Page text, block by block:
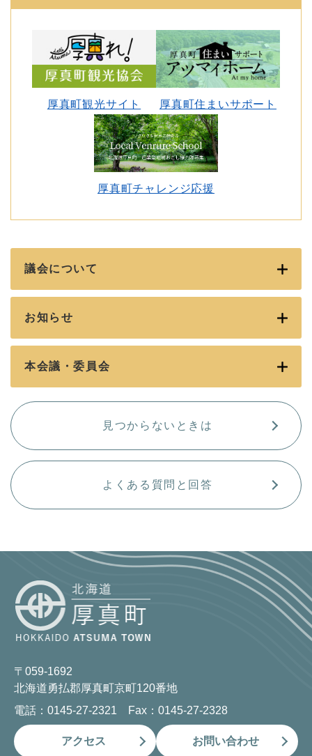
厚真町観光サイト 厚真町住まいサポート
厚真町チャレンジ応援
議会について
お知らせ
本会議・委員会
見つからないときは
よくある質問と回答
〒059-1692
北海道勇払郡厚真町京町120番地
電話：0145-27-2321 Fax：0145-27-2328
アクセス お問い合わせ